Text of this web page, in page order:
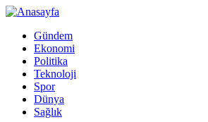
Gündem
Ekonomi
Politika
Teknoloji
Spor
Dünya
Sağlık